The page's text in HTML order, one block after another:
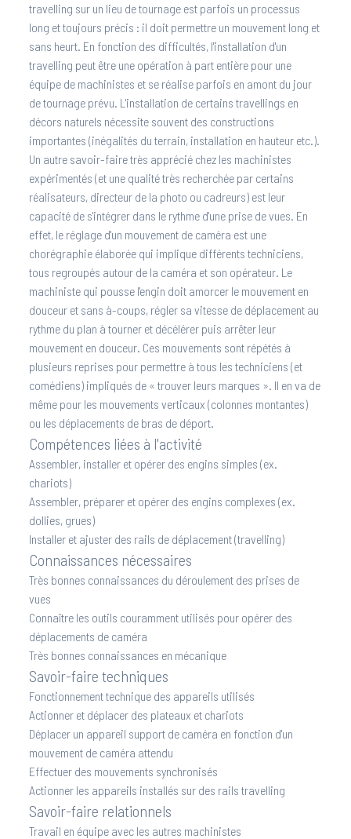
travelling sur un lieu de tournage est parfois un processus
long et toujours précis : il doit permettre un mouvement long et
sans heurt. En fonction des difficultés, l'installation d'un
travelling peut être une opération à part entière pour une
équipe de machinistes et se réalise parfois en amont du jour
de tournage prévu. L'installation de certains travellings en
décors naturels nécessite souvent des constructions
importantes (inégalités du terrain, installation en hauteur etc.).
Un autre savoir-faire très apprécié chez les machinistes
expérimentés (et une qualité très recherchée par certains
réalisateurs, directeur de la photo ou cadreurs) est leur
capacité de s'intégrer dans le rythme d'une prise de vues. En
effet, le réglage d'un mouvement de caméra est une
chorégraphie élaborée qui implique différents techniciens,
tous regroupés autour de la caméra et son opérateur. Le
machiniste qui pousse l'engin doit amorcer le mouvement en
douceur et sans à-coups, régler sa vitesse de déplacement au
rythme du plan à tourner et décélérer puis arrêter leur
mouvement en douceur. Ces mouvements sont répétés à
plusieurs reprises pour permettre à tous les techniciens (et
comédiens) impliqués de « trouver leurs marques ». Il en va de
même pour les mouvements verticaux (colonnes montantes)
ou les déplacements de bras de déport.
Compétences liées à l'activité
Assembler, installer et opérer des engins simples (ex.
chariots)
Assembler, préparer et opérer des engins complexes (ex.
dollies, grues)
Installer et ajuster des rails de déplacement (travelling)
Connaissances nécessaires
Très bonnes connaissances du déroulement des prises de
vues
Connaître les outils couramment utilisés pour opérer des
déplacements de caméra
Très bonnes connaissances en mécanique
Savoir-faire techniques
Fonctionnement technique des appareils utilisés
Actionner et déplacer des plateaux et chariots
Déplacer un appareil support de caméra en fonction d'un
mouvement de caméra attendu
Effectuer des mouvements synchronisés
Actionner les appareils installés sur des rails travelling
Savoir-faire relationnels
Travail en équipe avec les autres machinistes